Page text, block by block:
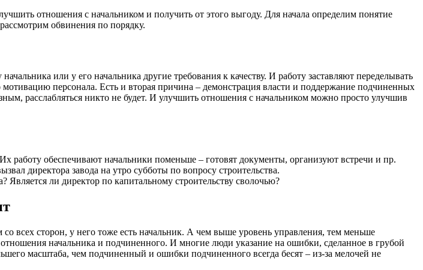
отношения с начальником и получить от этого выгоду. Для начала определим понятие
обвинения по порядку.
или у его начальника другие требования к качеству. И работу заставляют переделывать
персонала. Есть и вторая причина – демонстрация власти и поддержание подчиненных
расслабляться никто не будет. И улучшить отношения с начальником можно просто улучшив
обеспечивают начальники поменьше – готовят документы, организуют встречи и пр.
директора завода на утро субботы по вопросу строительства.
ли директор по капитальному строительству сволочью?
всех сторон, у него тоже есть начальник. А чем выше уровень управления, тем меньше
начальника и подчиненного. И многие люди указание на ошибки, сделанное в грубой
масштаба, чем подчиненный и ошибки подчиненного всегда бесят – из-за мелочей не